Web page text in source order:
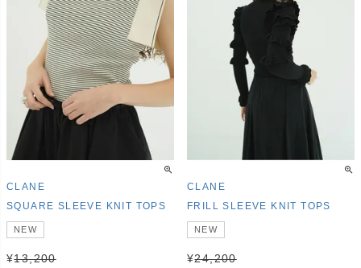
CLANE
SQUARE SLEEVE KNIT TOPS
NEW
¥13,200
CLANE
FRILL SLEEVE KNIT TOPS
NEW
¥24,200